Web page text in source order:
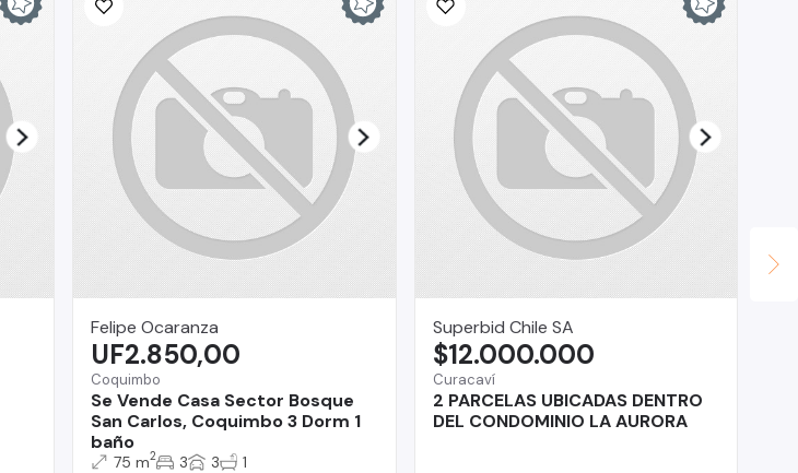
Felipe Ocaranza
Coquimbo
Se Vende Casa Sector Bosque
San Carlos, Coquimbo 3 Dorm 1
baño
UF2.850,00
75 m2 3 3 1
Superbid Chile SA
Curacaví
2 PARCELAS UBICADAS DENTRO
DEL CONDOMINIO LA AURORA
$12.000.000